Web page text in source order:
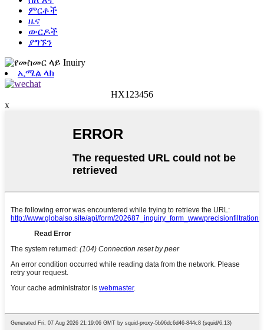
ምርቶች
ዜና
ውርዶች
ያግኙን
ኢሜል ላክ
HX123456
x